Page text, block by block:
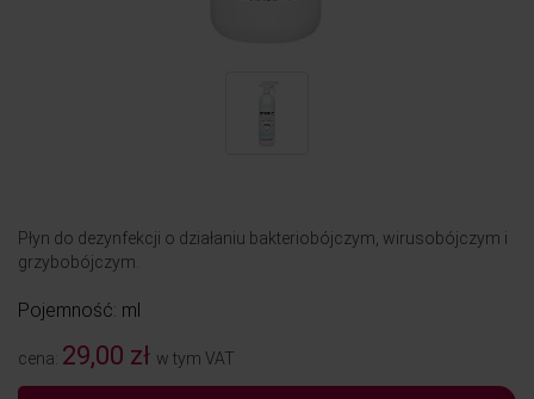
Płyn do dezynfekcji o działaniu bakteriobójczym, wirusobójczym i
grzybobójczym.
Pojemność: ml
cena: 29,00 zł w tym VAT